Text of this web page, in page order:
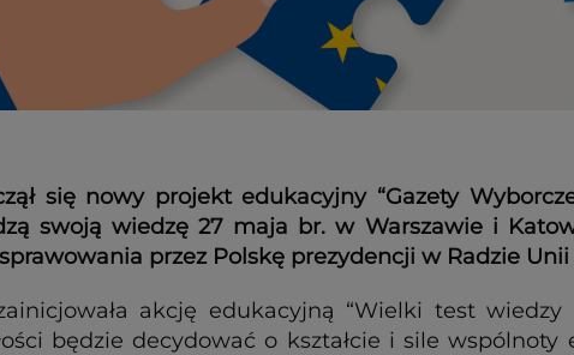
się nowy projekt edukacyjny “Gazety
swoją wiedzę 27 maja br. w Warszawie i
przez Polskę prezydencji w Radzie
akcję edukacyjną “Wielki test
będzie decydować o kształcie i sile